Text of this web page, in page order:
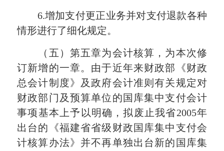
6.增加支付更正业务并对支付退款各种
情形进行了细化规定。
（五）第五章为会计核算，为本次修
订新增的一章。由于近年来财政部《财政
总会计制度》及政府会计准则有关规定对
财政部门及预算单位的国库集中支付会计
事项基本上予以明确，拟废止我省2005年
出台的《福建省省级财政国库集中支付会
计核算办法》并不再单独出台新的国库集